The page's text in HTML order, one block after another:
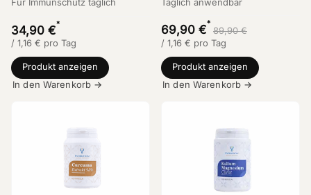
34,90 €*
/ 1,16 € pro Tag
Produkt anzeigen
In den Warenkorb →
69,90 €*
89,90 €
/ 1,16 € pro Tag
Produkt anzeigen
In den Warenkorb →